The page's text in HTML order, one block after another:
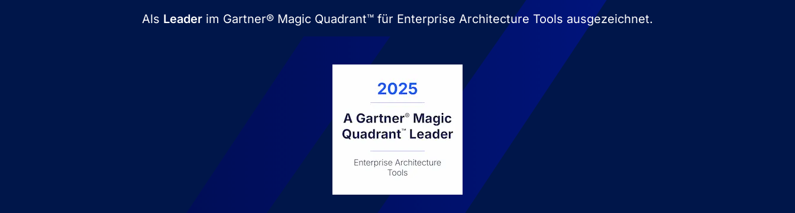
AlsLeaderim Forrester Wave™ für Enterprise Architecture Management Suites ausgezeichnet.